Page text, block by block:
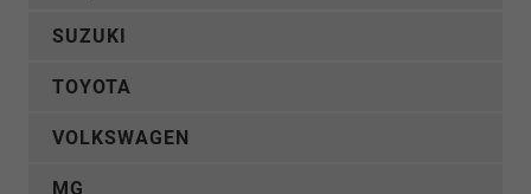
SUZUKI
TOYOTA
VOLKSWAGEN
MG